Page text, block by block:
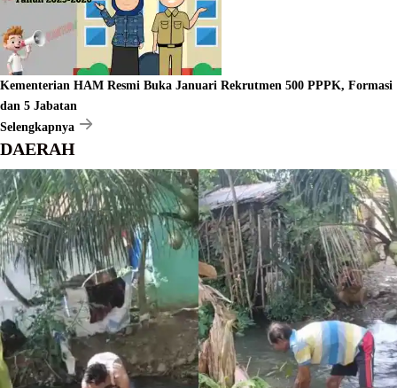
Kementerian HAM Resmi Buka Januari Rekrutmen 500 PPPK, Formasi
dan 5 Jabatan
Selengkapnya
DAERAH